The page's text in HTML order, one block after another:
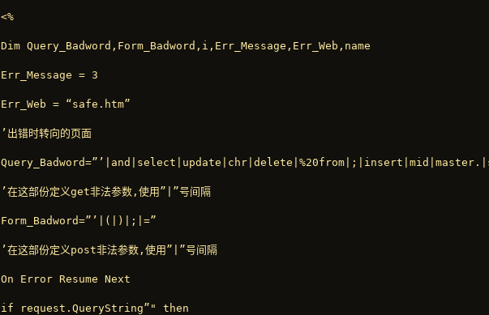
<%
Dim Query_Badword,Form_Badword,i,Err_Message,Err_Web,name
Err_Message = 3
Err_Web = “safe.htm”
’出错时转向的页面
’在这部份定义get非法参数,使用”|”号间隔
Form_Badword=”’|(|)|;|=”
’在这部份定义post非法参数,使用”|”号间隔
On Error Resume Next
if request.QueryString”" then